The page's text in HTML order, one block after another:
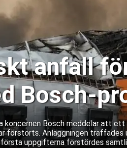
anfall
Bosch-
koncernen Bosch meddelar att
förstörts. Anläggningen
uppgifterna förstördes